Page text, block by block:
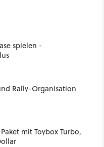
spielen -
Rally-Organisation
mit Toybox Turbo,